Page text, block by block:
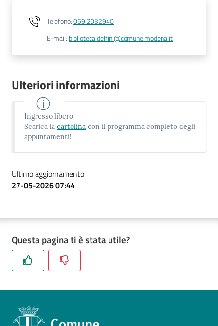
Telefono:059 2032940
E-mail:biblioteca.delfini@comune.modena.it
Ulteriori informazioni
Ingresso libero
Scarica lacartolina con il programma completo degli
appuntamenti!
Ultimo aggiornamento
27-05-2026 07:44
Questa pagina ti è stata utile?